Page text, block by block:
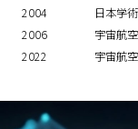
2004
日本学
2006
宇宙航
2022
宇宙航